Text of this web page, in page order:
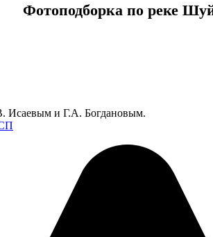
Фотоподборка по реке
Исаевым и Г.А. Богдановым.